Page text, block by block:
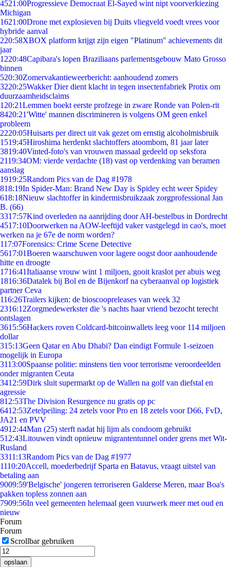
4521:00Progressieve Democraat El-Sayed wint nipt voorverkiezing
Michigan
1621:00Drone met explosieven bij Duits vliegveld voedt vrees voor
hybride aanval
220:58XBOX platform krijgt zijn eigen "Platinum" achievements dit
jaar
1220:48Capibara's lopen Braziliaans parlementsgebouw Mato Grosso
binnen
520:30Zomervakantieweerbericht: aanhoudend zomers
3220:25Wakker Dier dient klacht in tegen insectenfabriek Protix om
duurzaamheidsclaims
1 20:21Lemmen boekt eerste profzege in zware Ronde van Polen-rit
8420:21'Witte' mannen discrimineren is volgens OM geen enkel
probleem
2220:05Huisarts per direct uit vak gezet om ernstig alcoholmisbruik
1519:45Hiroshima herdenkt slachtoffers atoombom, 81 jaar later
3819:40Vinted-foto's van vrouwen massaal gedeeld op seksfora
2119:34OM: vierde verdachte (18) vast op verdenking van beramen
aanslag
1919:25Random Pics van de Dag #1978
818:19In Spider-Man: Brand New Day is Spidey echt weer Spidey
618:18Nieuw slachtoffer in kindermisbruikzaak zorgprofessional Jan
B. (66)
3317:57Kind overleden na aanrijding door AH-bestelbus in Dordrecht
4517:10Doorwerken na AOW-leeftijd vaker vastgelegd in cao's, moet
werken na je 67e de norm worden?
117:07Forensics: Crime Scene Detective
5617:01Boeren waarschuwen voor lagere oogst door aanhoudende
hitte en droogte
1716:41Italiaanse vrouw wint 1 miljoen, gooit kraslot per abuis weg
1816:36Datalek bij Bol en de Bijenkorf na cyberaanval op logistiek
partner Ceva
116:26Trailers kijken: de bioscoopreleases van week 32
2316:12Zorgmedewerkster die 's nachts haar vriend bezocht terecht
ontslagen
3615:56Hackers roven Coldcard-bitcoinwallets leeg voor 114 miljoen
dollar
315:13Geen Qatar en Abu Dhabi? Dan eindigt Formule 1-seizoen
mogelijk in Europa
3113:00Spaanse politie: minstens tien voor terrorisme veroordeelden
onder migranten Ceuta
3412:59Dirk sluit supermarkt op de Wallen na golf van diefstal en
agressie
812:53The Division Resurgence nu gratis op pc
6412:53Zetelpeiling: 24 zetels voor Pro en 18 zetels voor D66, FvD,
JA21 en PVV
4912:44Man (25) sterft nadat hij lijm als condoom gebruikt
512:43Litouwen vindt opnieuw migrantentunnel onder grens met Wit-
Rusland
3311:13Random Pics van de Dag #1977
1110:20Accell, moederbedrijf Sparta en Batavus, vraagt uitstel van
betaling aan
9009:59'Belgische' jongeren terroriseren Galderse Meren, maar Boa's
pakken topless zonnen aan
7909:56In veel gemeenten helemaal geen vuurwerk meer met oud en
nieuw
Forum
Forum
Scrollbar gebruiken
opslaan